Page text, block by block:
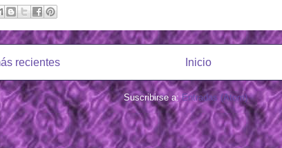
recientes Inicio
Suscribirse a:Entradas (Atom)